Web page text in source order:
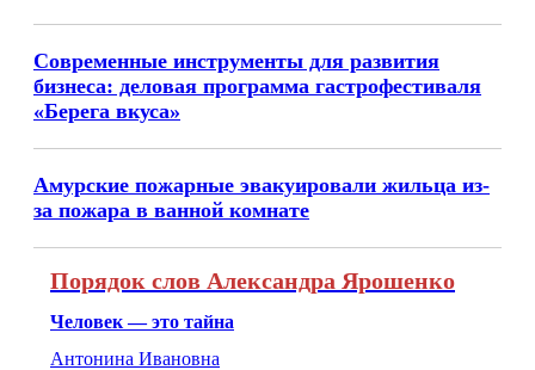
Современные инструменты для развития
бизнеса: деловая программа гастрофестиваля
«Берега вкуса»
Амурские пожарные эвакуировали жильца из-
за пожара в ванной комнате
Порядок слов Александра Ярошенко
Человек — это тайна
Антонина Ивановна